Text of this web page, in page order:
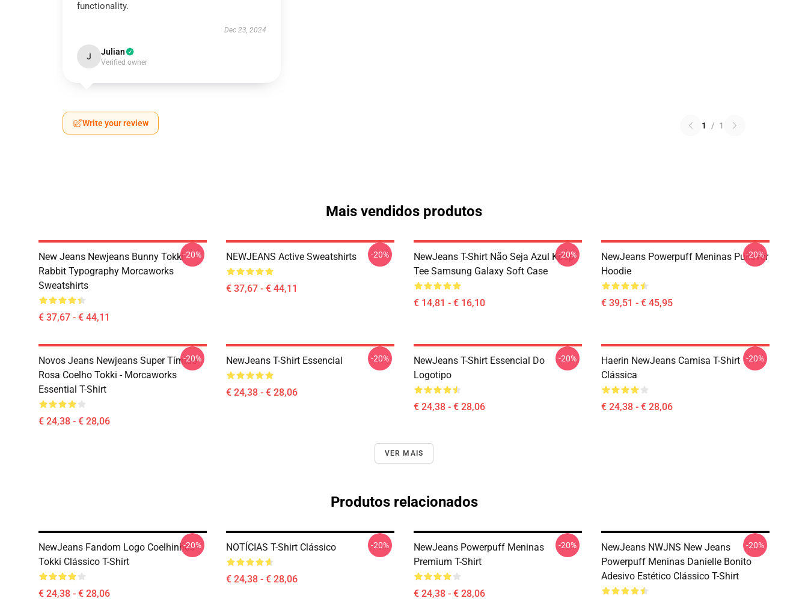
functionality.
Dec 23, 2024
J Julian
Verified owner
Write your review 1 / 1
Mais vendidos produtos
New Jeans Newjeans Bunny Tokki
Rabbit Typography Morcaworks
Sweatshirts
€ 37,67 - € 44,11
-20% NEWJEANS Active Sweatshirts
€ 37,67 - € 44,11
-20%
NewJeans T-Shirt Não Seja Azul Kpop
Tee Samsung Galaxy Soft Case
€ 14,81 - € 16,10
-20%
NewJeans Powerpuff Meninas Pullover
Hoodie
€ 39,51 - € 45,95
-20%
Novos Jeans Newjeans Super Tímido
Rosa Coelho Tokki - Morcaworks
Essential T-Shirt
€ 24,38 - € 28,06
-20% NewJeans T-Shirt Essencial
€ 24,38 - € 28,06
-20%
NewJeans T-Shirt Essencial Do
Logotipo
€ 24,38 - € 28,06
-20%
Haerin NewJeans Camisa T-Shirt
Clássica
€ 24,38 - € 28,06
-20%
VER MAIS
Produtos relacionados
NewJeans Fandom Logo Coelhinhos
Tokki Clássico T-Shirt
€ 24,38 - € 28,06
-20% NOTÍCIAS T-Shirt Clássico
€ 24,38 - € 28,06
-20%
NewJeans Powerpuff Meninas
Premium T-Shirt
€ 24,38 - € 28,06
-20%
NewJeans NWJNS New Jeans
Powerpuff Meninas Danielle Bonito
Adesivo Estético Clássico T-Shirt
-20%